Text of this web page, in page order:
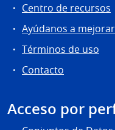
Centro de recursos
Ayúdanos a mejorar
Términos de uso
Contacto
Acceso por